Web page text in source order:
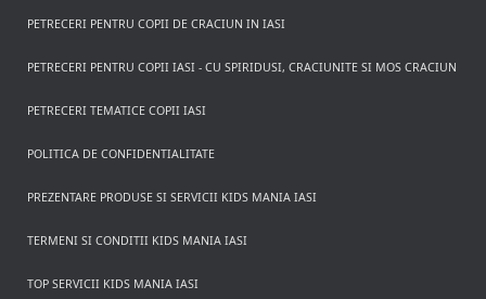
PETRECERI PENTRU COPII DE CRACIUN IN IASI
PETRECERI PENTRU COPII IASI - CU SPIRIDUSI, CRACIUNITE SI MOS CRACIUN
PETRECERI TEMATICE COPII IASI
POLITICA DE CONFIDENTIALITATE
PREZENTARE PRODUSE SI SERVICII KIDS MANIA IASI
TERMENI SI CONDITII KIDS MANIA IASI
TOP SERVICII KIDS MANIA IASI